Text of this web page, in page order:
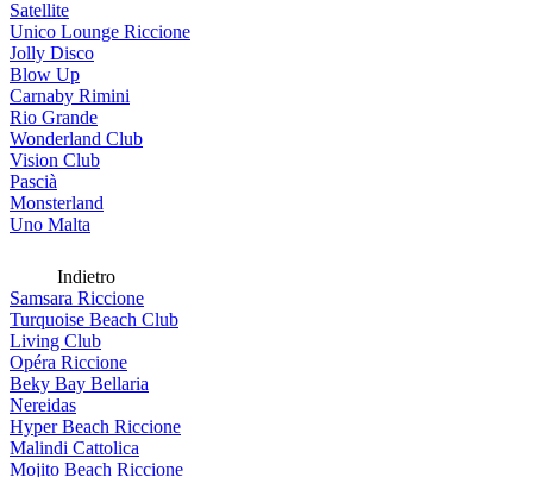
Satellite
Unico Lounge Riccione
Jolly Disco
Blow Up
Carnaby Rimini
Rio Grande
Wonderland Club
Vision Club
Pascià
Monsterland
Uno Malta
Indietro
Samsara Riccione
Turquoise Beach Club
Living Club
Opéra Riccione
Beky Bay Bellaria
Nereidas
Hyper Beach Riccione
Malindi Cattolica
Mojito Beach Riccione